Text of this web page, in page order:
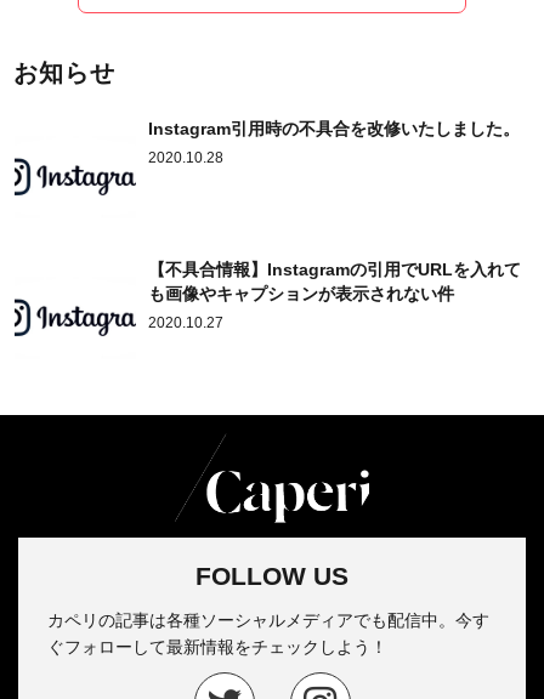
お知らせ
Instagram引用時の不具合を改修いたしました。
2020.10.28
【不具合情報】Instagramの引用でURLを入れて
も画像やキャプションが表示されない件
2020.10.27
FOLLOW US
カペリの記事は各種ソーシャルメディアでも配信中。今す
ぐフォローして最新情報をチェックしよう！